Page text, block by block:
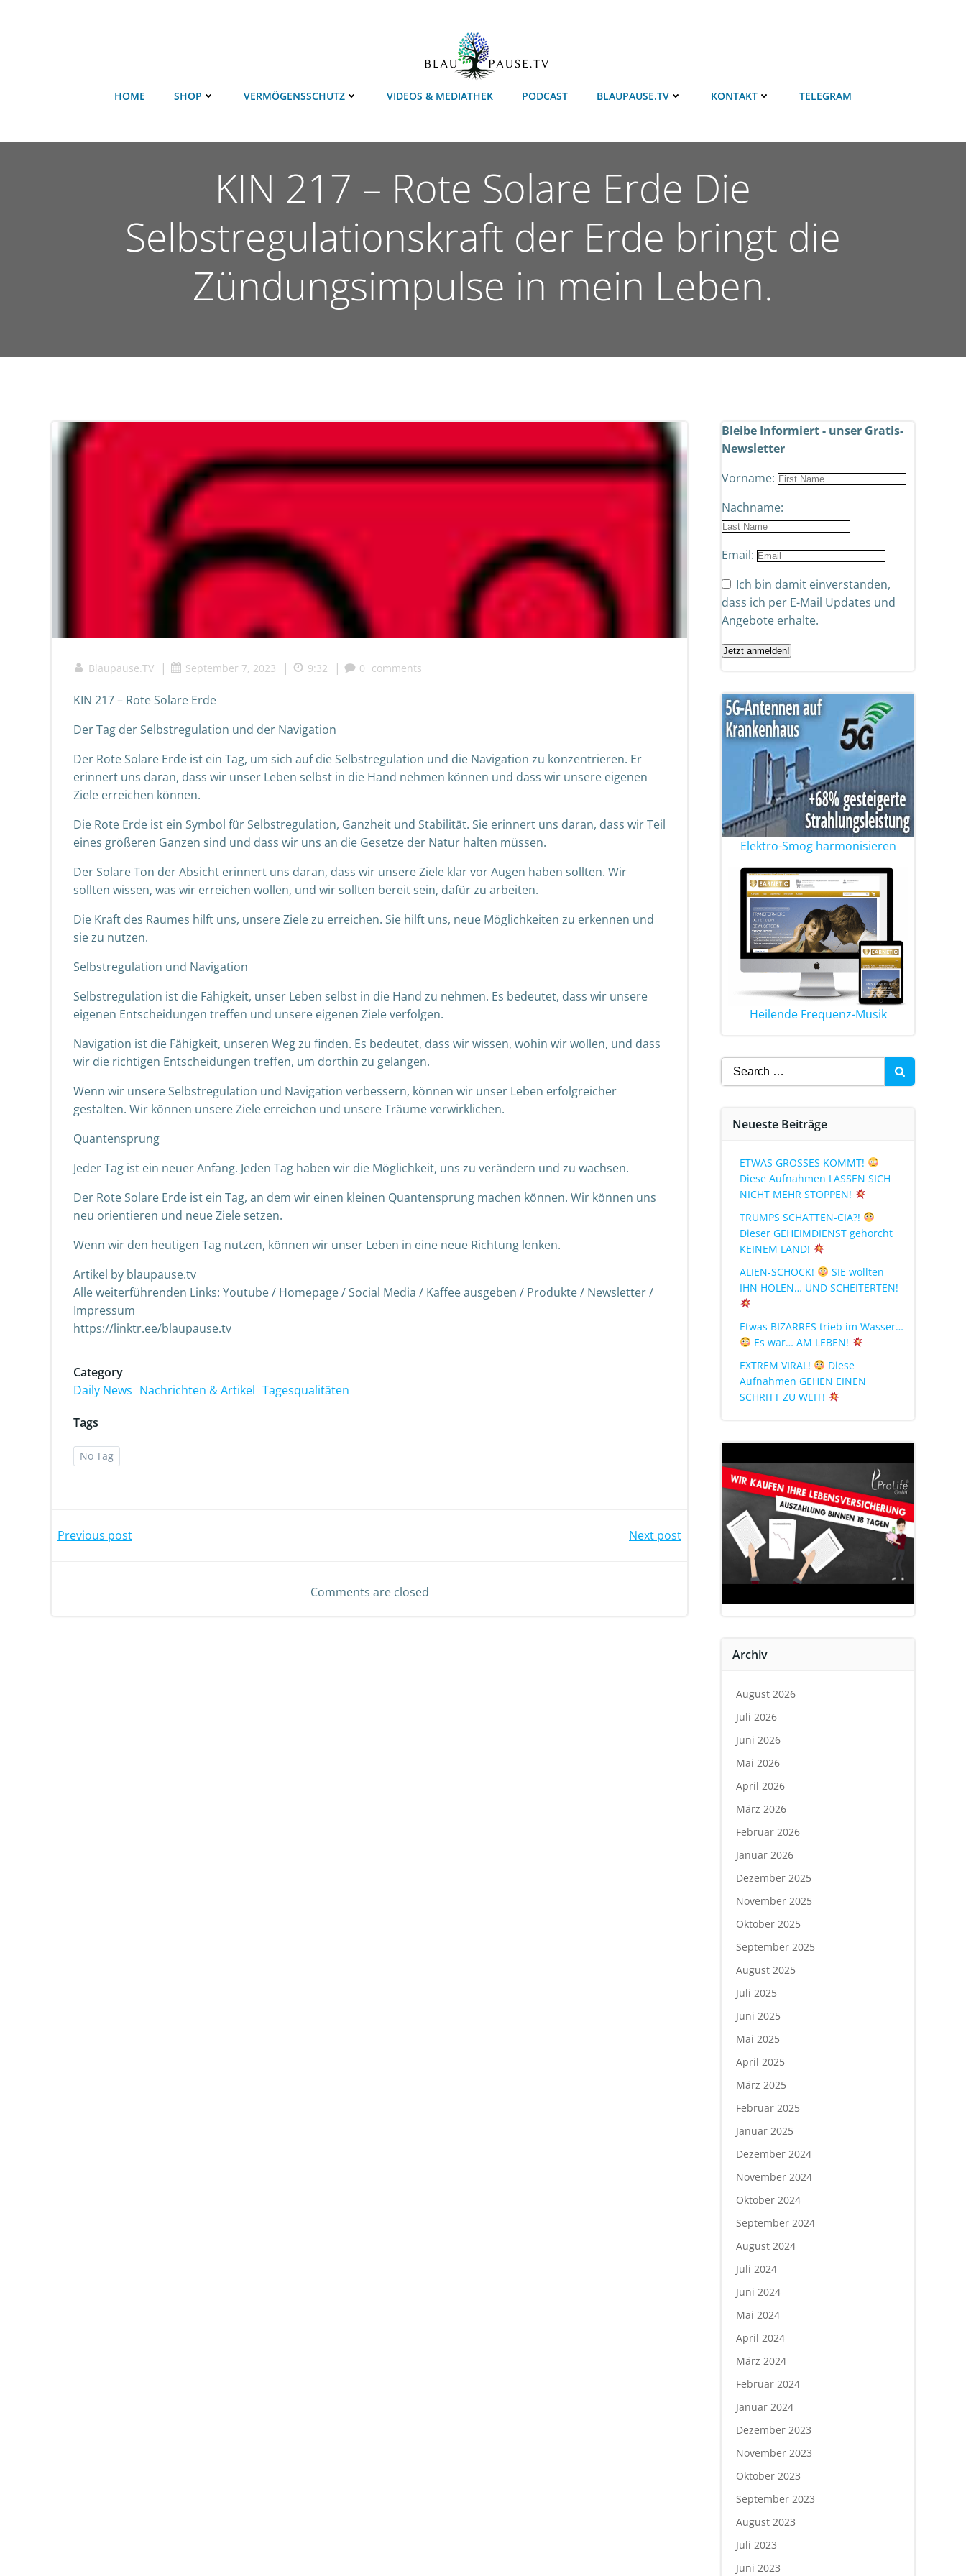
HOME SHOP VERMÖGENSSCHUTZ VIDEOS & MEDIATHEK PODCAST BLAUPAUSE.TV KONTAKT TELEGRAM
KIN 217 – Rote Solare Erde Die
Selbstregulationskraft der Erde bringt die
Zündungsimpulse in mein Leben.
Blaupause.TV | September 7, 2023 | 9:32 | 0 comments
KIN 217 – Rote Solare Erde
Der Tag der Selbstregulation und der Navigation
Der Rote Solare Erde ist ein Tag, um sich auf die Selbstregulation und die Navigation zu konzentrieren. Er
erinnert uns daran, dass wir unser Leben selbst in die Hand nehmen können und dass wir unsere eigenen
Ziele erreichen können.
Die Rote Erde ist ein Symbol für Selbstregulation, Ganzheit und Stabilität. Sie erinnert uns daran, dass wir Teil
eines größeren Ganzen sind und dass wir uns an die Gesetze der Natur halten müssen.
Der Solare Ton der Absicht erinnert uns daran, dass wir unsere Ziele klar vor Augen haben sollten. Wir
sollten wissen, was wir erreichen wollen, und wir sollten bereit sein, dafür zu arbeiten.
Die Kraft des Raumes hilft uns, unsere Ziele zu erreichen. Sie hilft uns, neue Möglichkeiten zu erkennen und
sie zu nutzen.
Selbstregulation und Navigation
Selbstregulation ist die Fähigkeit, unser Leben selbst in die Hand zu nehmen. Es bedeutet, dass wir unsere
eigenen Entscheidungen treffen und unsere eigenen Ziele verfolgen.
Navigation ist die Fähigkeit, unseren Weg zu finden. Es bedeutet, dass wir wissen, wohin wir wollen, und dass
wir die richtigen Entscheidungen treffen, um dorthin zu gelangen.
Wenn wir unsere Selbstregulation und Navigation verbessern, können wir unser Leben erfolgreicher
gestalten. Wir können unsere Ziele erreichen und unsere Träume verwirklichen.
Quantensprung
Jeder Tag ist ein neuer Anfang. Jeden Tag haben wir die Möglichkeit, uns zu verändern und zu wachsen.
Der Rote Solare Erde ist ein Tag, an dem wir einen kleinen Quantensprung machen können. Wir können uns
neu orientieren und neue Ziele setzen.
Wenn wir den heutigen Tag nutzen, können wir unser Leben in eine neue Richtung lenken.
Artikel by blaupause.tv
Alle weiterführenden Links: Youtube / Homepage / Social Media / Kaffee ausgeben / Produkte / Newsletter /
Impressum
https://linktr.ee/blaupause.tv
Category
Daily News Nachrichten & Artikel Tagesqualitäten
Tags
No Tag
Previous post Next post
Comments are closed
Bleibe Informiert - unser Gratis-
Newsletter
Vorname:
Nachname:
Email:
Ich bin damit einverstanden,
dass ich per E-Mail Updates und
Angebote erhalte.
Jetzt anmelden!
Elektro-Smog harmonisieren
Heilende Frequenz-Musik
Neueste Beiträge
ETWAS GROSSES KOMMT!
Diese Aufnahmen LASSEN SICH
NICHT MEHR STOPPEN!
TRUMPS SCHATTEN-CIA?!
Dieser GEHEIMDIENST gehorcht
KEINEM LAND!
ALIEN-SCHOCK!
SIE wollten
IHN HOLEN… UND SCHEITERTEN!
Etwas BIZARRES trieb im Wasser…
Es war… AM LEBEN!
EXTREM VIRAL!
Diese
Aufnahmen GEHEN EINEN
SCHRITT ZU WEIT!
Archiv
August 2026
Juli 2026
Juni 2026
Mai 2026
April 2026
März 2026
Februar 2026
Januar 2026
Dezember 2025
November 2025
Oktober 2025
September 2025
August 2025
Juli 2025
Juni 2025
Mai 2025
April 2025
März 2025
Februar 2025
Januar 2025
Dezember 2024
November 2024
Oktober 2024
September 2024
August 2024
Juli 2024
Juni 2024
Mai 2024
April 2024
März 2024
Februar 2024
Januar 2024
Dezember 2023
November 2023
Oktober 2023
September 2023
August 2023
Juli 2023
Juni 2023